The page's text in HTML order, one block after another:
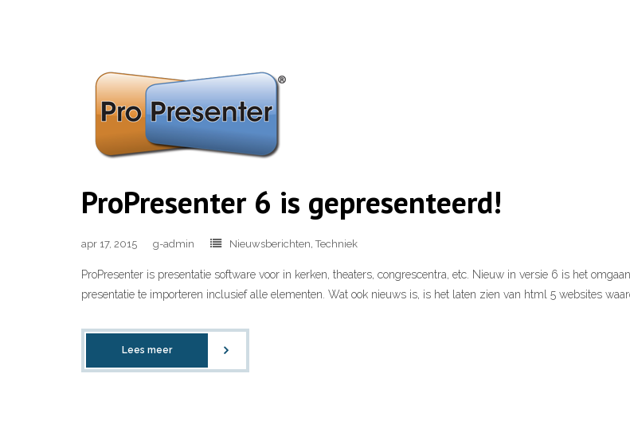
ProPresenter 6 is gepresenteerd!
apr 17, 2015 g-admin Nieuwsberichten,Techniek
ProPresenter is presentatie software voor in kerken, theaters, congrescentra, etc. Nieuw in versie 6 is het
presentatie te importeren inclusief alle elementen. Wat ook nieuws is, is het laten zien van html 5 websites
Lees meer